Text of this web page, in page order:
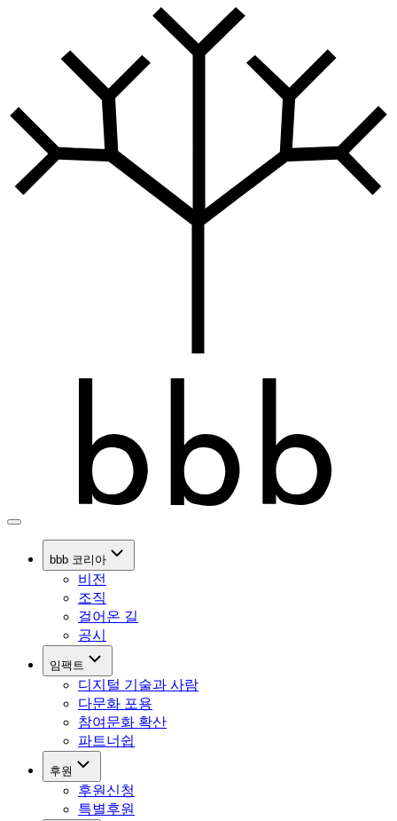
bbb 코리아
비전
조직
걸어온 길
공시
임팩트
디지털 기술과 사람
다문화 포용
참여문화 확산
파트너쉽
후원
후원신청
특별후원